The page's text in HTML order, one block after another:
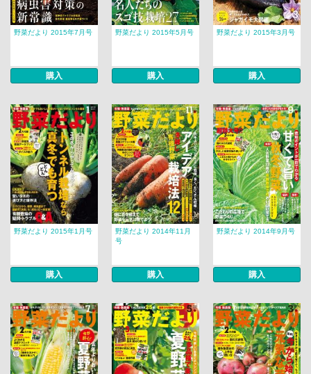
野菜だより 2015年7月号
購入
野菜だより 2015年5月号
購入
野菜だより 2015年3月号
購入
野菜だより 2015年1月号
購入
野菜だより 2014年11月
号
購入
野菜だより 2014年9月号
購入